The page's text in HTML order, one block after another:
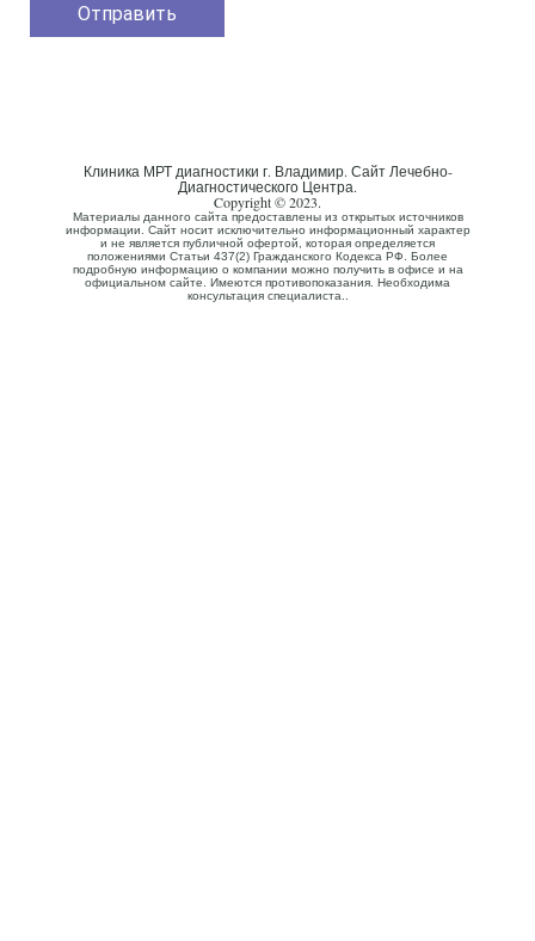
Клиника МРТ диагностики г. Владимир. Сайт Лечебно-
Диагностического Центра.
Copyright © 2023.
Материалы данного сайта предоставлены из открытых источников
информации. Сайт носит исключительно информационный характер
и не является публичной офертой, которая определяется
положениями Статьи 437(2) Гражданского Кодекса РФ. Более
подробную информацию о компании можно получить в офисе и на
официальном сайте. Имеются противопоказания. Необходима
консультация специалиста..